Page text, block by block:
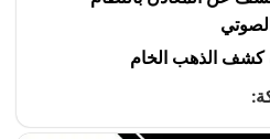
كشف الذهب الخام